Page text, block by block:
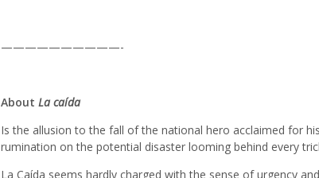
——————————-
AboutLa caída
Is the allusion to the fall of the national hero acclaimed for
rumination on the potential disaster looming behind every
La Caída seems hardly charged with the sense of urgency